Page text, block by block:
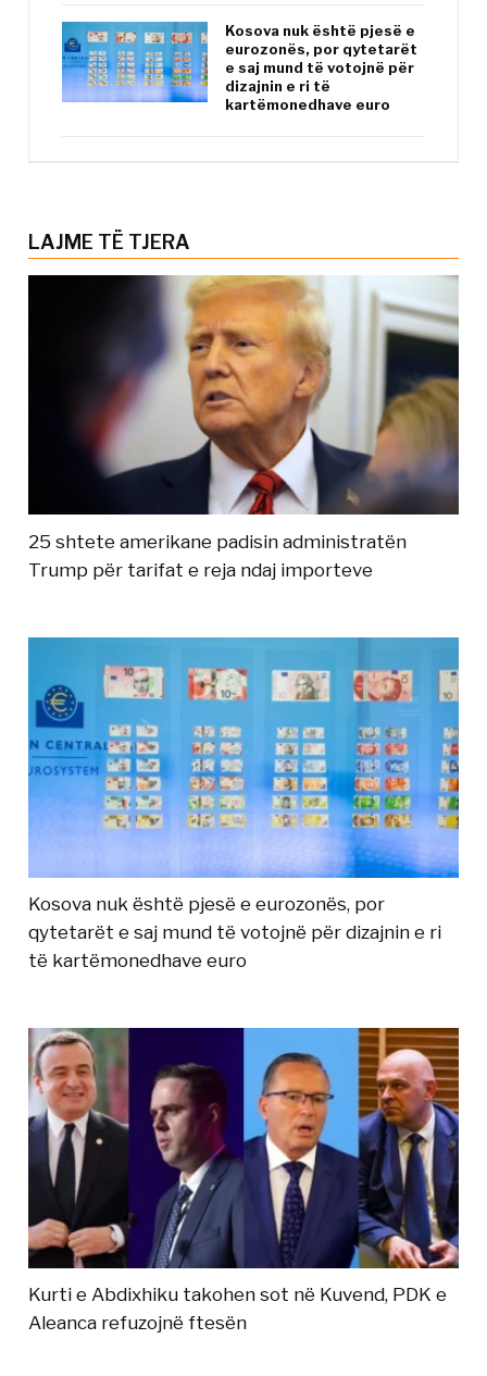
Kosova nuk është pjesë e
eurozonës, por qytetarët
e saj mund të votojnë për
dizajnin e ri të
kartëmonedhave euro
LAJME TË TJERA
25 shtete amerikane padisin administratën
Trump për tarifat e reja ndaj importeve
Kosova nuk është pjesë e eurozonës, por
qytetarët e saj mund të votojnë për dizajnin e ri
të kartëmonedhave euro
Kurti e Abdixhiku takohen sot në Kuvend, PDK e
Aleanca refuzojnë ftesën